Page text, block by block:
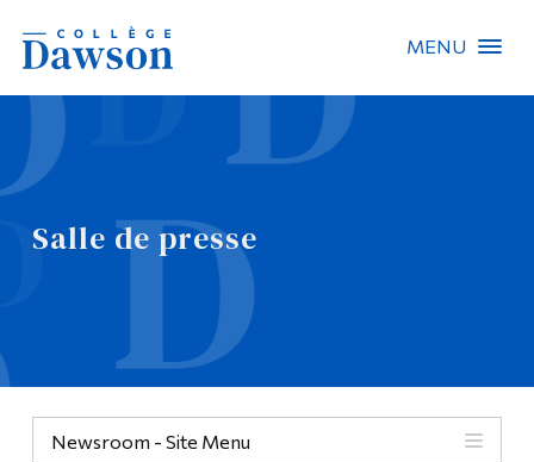
MENU
Salle de presse
Newsroom - Site Menu
Recherche sur le site
Recherche de personnes
EN
Omnivox
Liens rapides